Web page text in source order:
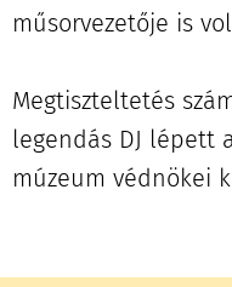
műsorvezetője is
Megtiszteltetés
legendás DJ lépett
múzeum védnökei